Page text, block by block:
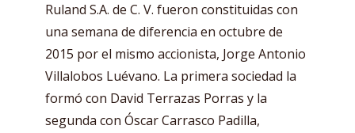
Ruland S.A. de C. V. fueron constituidas con
una semana de diferencia en octubre de
2015 por el mismo accionista, Jorge Antonio
Villalobos Luévano. La primera sociedad la
formó con David Terrazas Porras y la
segunda con Óscar Carrasco Padilla,